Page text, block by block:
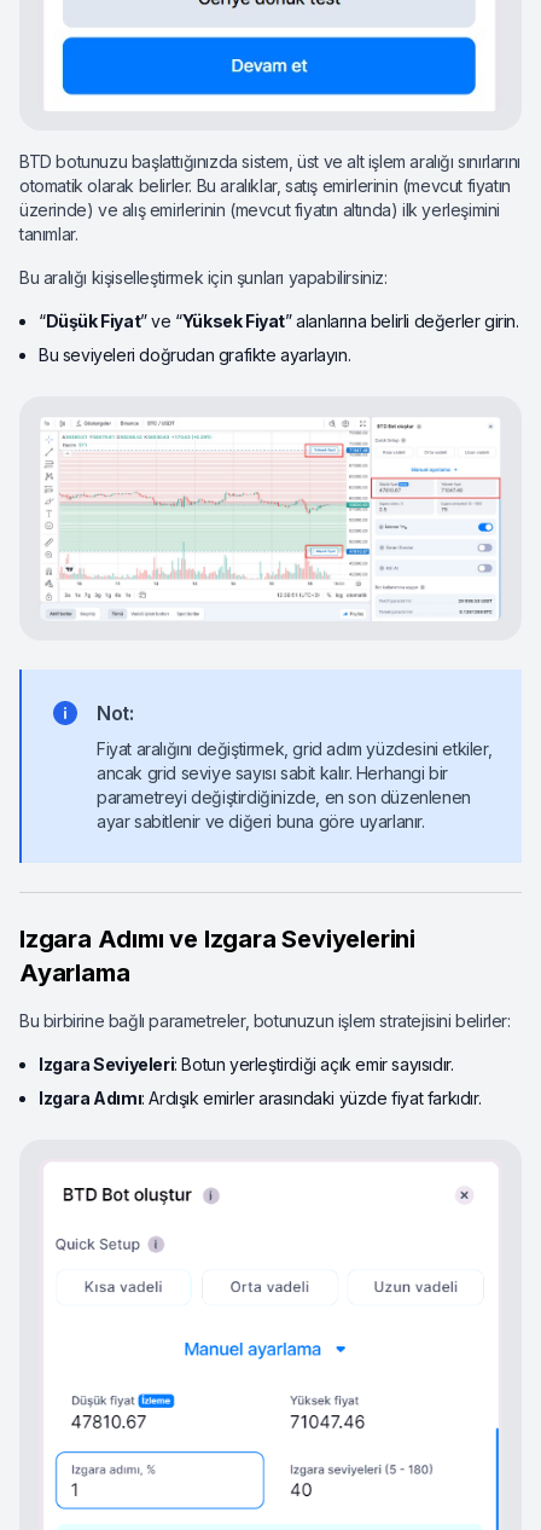
BTD botunuzu başlattığınızda sistem, üst ve alt işlem aralığı sınırlarını
otomatik olarak belirler. Bu aralıklar, satış emirlerinin (mevcut fiyatın
üzerinde) ve alış emirlerinin (mevcut fiyatın altında) ilk yerleşimini
tanımlar.
Bu aralığı kişiselleştirmek için şunları yapabilirsiniz:
“Düşük Fiyat” ve “Yüksek Fiyat” alanlarına belirli değerler girin.
Bu seviyeleri doğrudan grafikte ayarlayın.
Not:
Fiyat aralığını değiştirmek, grid adım yüzdesini etkiler,
ancak grid seviye sayısı sabit kalır. Herhangi bir
parametreyi değiştirdiğinizde, en son düzenlenen
ayar sabitlenir ve diğeri buna göre uyarlanır.
Izgara Adımı ve Izgara Seviyelerini
Ayarlama
Bu birbirine bağlı parametreler, botunuzun işlem stratejisini belirler:
Izgara Seviyeleri: Botun yerleştirdiği açık emir sayısıdır.
Izgara Adımı: Ardışık emirler arasındaki yüzde fiyat farkıdır.